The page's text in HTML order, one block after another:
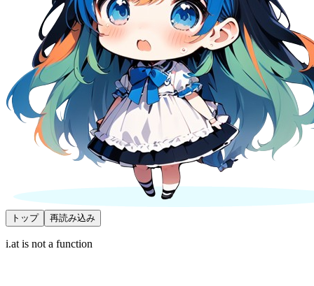
トップ 再読み込み
i.at is not a function